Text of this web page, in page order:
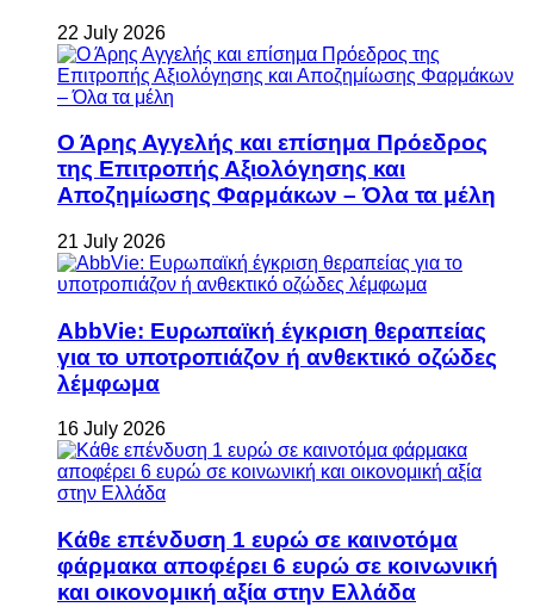
22 July 2026
Ο Άρης Αγγελής και επίσημα Πρόεδρος
της Επιτροπής Αξιολόγησης και
Αποζημίωσης Φαρμάκων – Όλα τα μέλη
21 July 2026
AbbVie: Ευρωπαϊκή έγκριση θεραπείας
για το υποτροπιάζον ή ανθεκτικό οζώδες
λέμφωμα
16 July 2026
Κάθε επένδυση 1 ευρώ σε καινοτόμα
φάρμακα αποφέρει 6 ευρώ σε κοινωνική
και οικονομική αξία στην Ελλάδα